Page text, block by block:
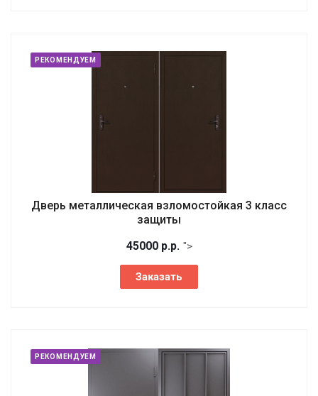
РЕКОМЕНДУЕМ
Дверь металлическая взломостойкая 3 класс
защиты
45000 р.р. ">
Заказать
РЕКОМЕНДУЕМ